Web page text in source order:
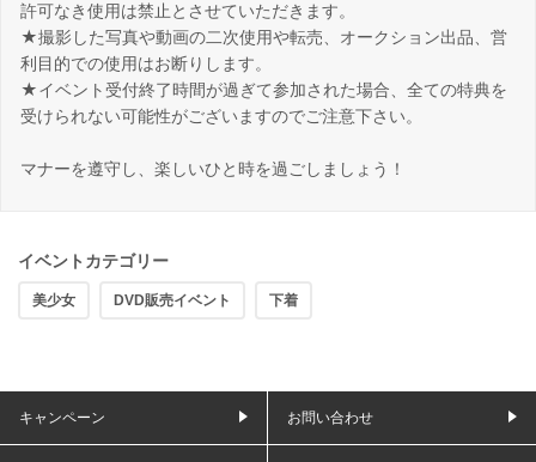
許可なき使用は禁止とさせていただきます。
★撮影した写真や動画の二次使用や転売、オークション出品、営
利目的での使用はお断りします。
★イベント受付終了時間が過ぎて参加された場合、全ての特典を
受けられない可能性がございますのでご注意下さい。
マナーを遵守し、楽しいひと時を過ごしましょう！
イベントカテゴリー
美少女 DVD販売イベント 下着
キャンペーン お問い合わせ